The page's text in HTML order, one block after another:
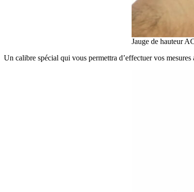
Jauge de hauteur
Un calibre spécial qui vous permettra d’effectuer vos